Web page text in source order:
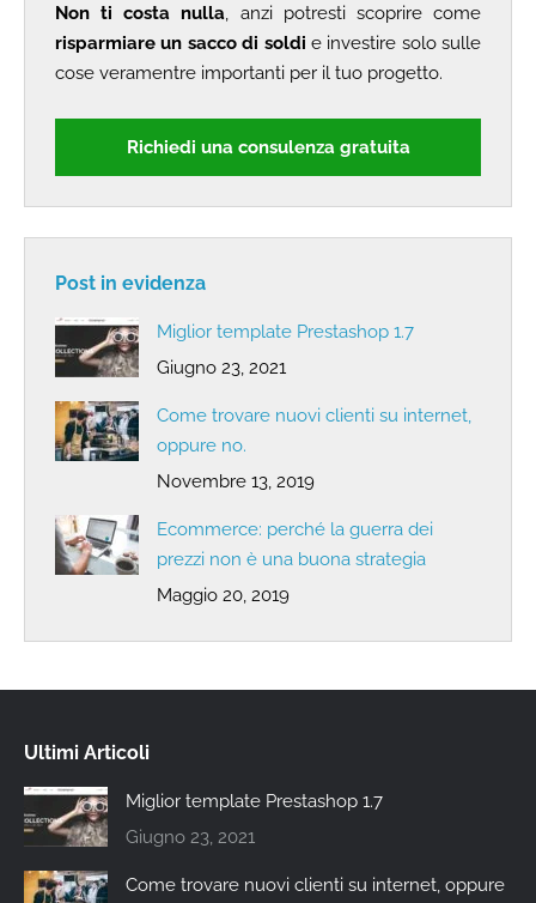
Non ti costa nulla, anzi potresti scoprire come
risparmiare un sacco di soldi e investire solo sulle
cose veramentre importanti per il tuo progetto.
Richiedi una consulenza gratuita
Post in evidenza
Miglior template Prestashop 1.7
Giugno 23, 2021
Come trovare nuovi clienti su internet,
oppure no.
Novembre 13, 2019
Ecommerce: perché la guerra dei
prezzi non è una buona strategia
Maggio 20, 2019
Ultimi Articoli
Miglior template Prestashop 1.7
Giugno 23, 2021
Come trovare nuovi clienti su internet, oppure